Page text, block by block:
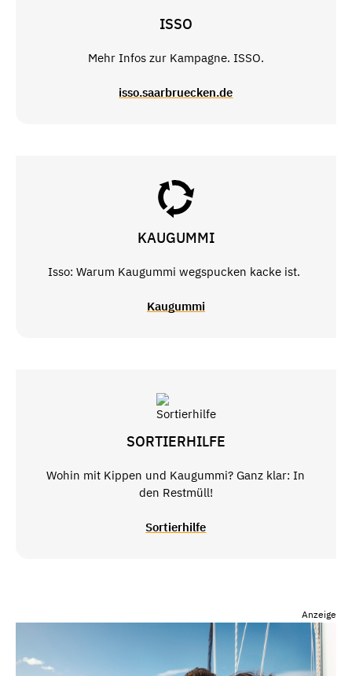
ISSO
Mehr Infos zur Kampagne. ISSO.
isso.saarbruecken.de
KAUGUMMI
Isso: Warum Kaugummi wegspucken kacke ist.
Kaugummi
SORTIERHILFE
Wohin mit Kippen und Kaugummi? Ganz klar: In
den Restmüll!
Sortierhilfe
Anzeige